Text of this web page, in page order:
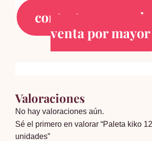
contactar un
venta por mayor
Valoraciones
No hay valoraciones aún.
Sé el primero en valorar “Paleta kiko
unidades”